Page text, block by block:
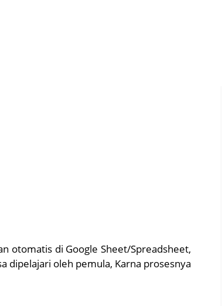
otomatis di Google Sheet/Spreadsheet,
dipelajari oleh pemula, Karna prosesnya